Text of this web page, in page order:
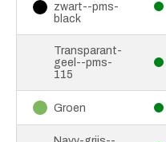
zwart--pms-
black
Transparant-
geel--pms-
115
Groen